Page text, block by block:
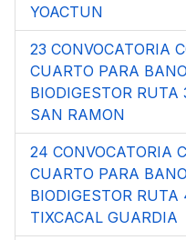
YOACTUN
23 CONVOCATORIA
CUARTO PARA
BIODIGESTOR RUTA
SAN RAMON
24 CONVOCATORIA
CUARTO PARA
BIODIGESTOR
TIXCACAL GUARDIA